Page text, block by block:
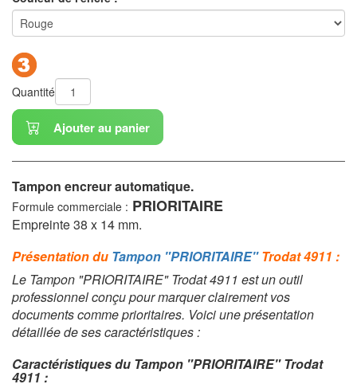
Quantité
Ajouter au panier
Tampon encreur automatique.
Formule commerciale : PRIORITAIRE
Empreinte 38 x 14 mm.
Présentation du Tampon "PRIORITAIRE"Trodat 4911 :
Le Tampon "PRIORITAIRE" Trodat 4911 est un outil
professionnel conçu pour marquer clairement vos
documents comme prioritaires. Voici une présentation
détaillée de ses caractéristiques :
Caractéristiques du Tampon "PRIORITAIRE" Trodat
4911 :